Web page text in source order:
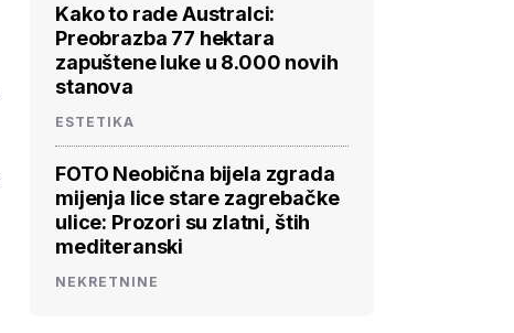
Kako to rade Australci:
Preobrazba 77 hektara
zapuštene luke u 8.000 novih
stanova
ESTETIKA
FOTO Neobična bijela zgrada
mijenja lice stare zagrebačke
ulice: Prozori su zlatni, štih
mediteranski
NEKRETNINE